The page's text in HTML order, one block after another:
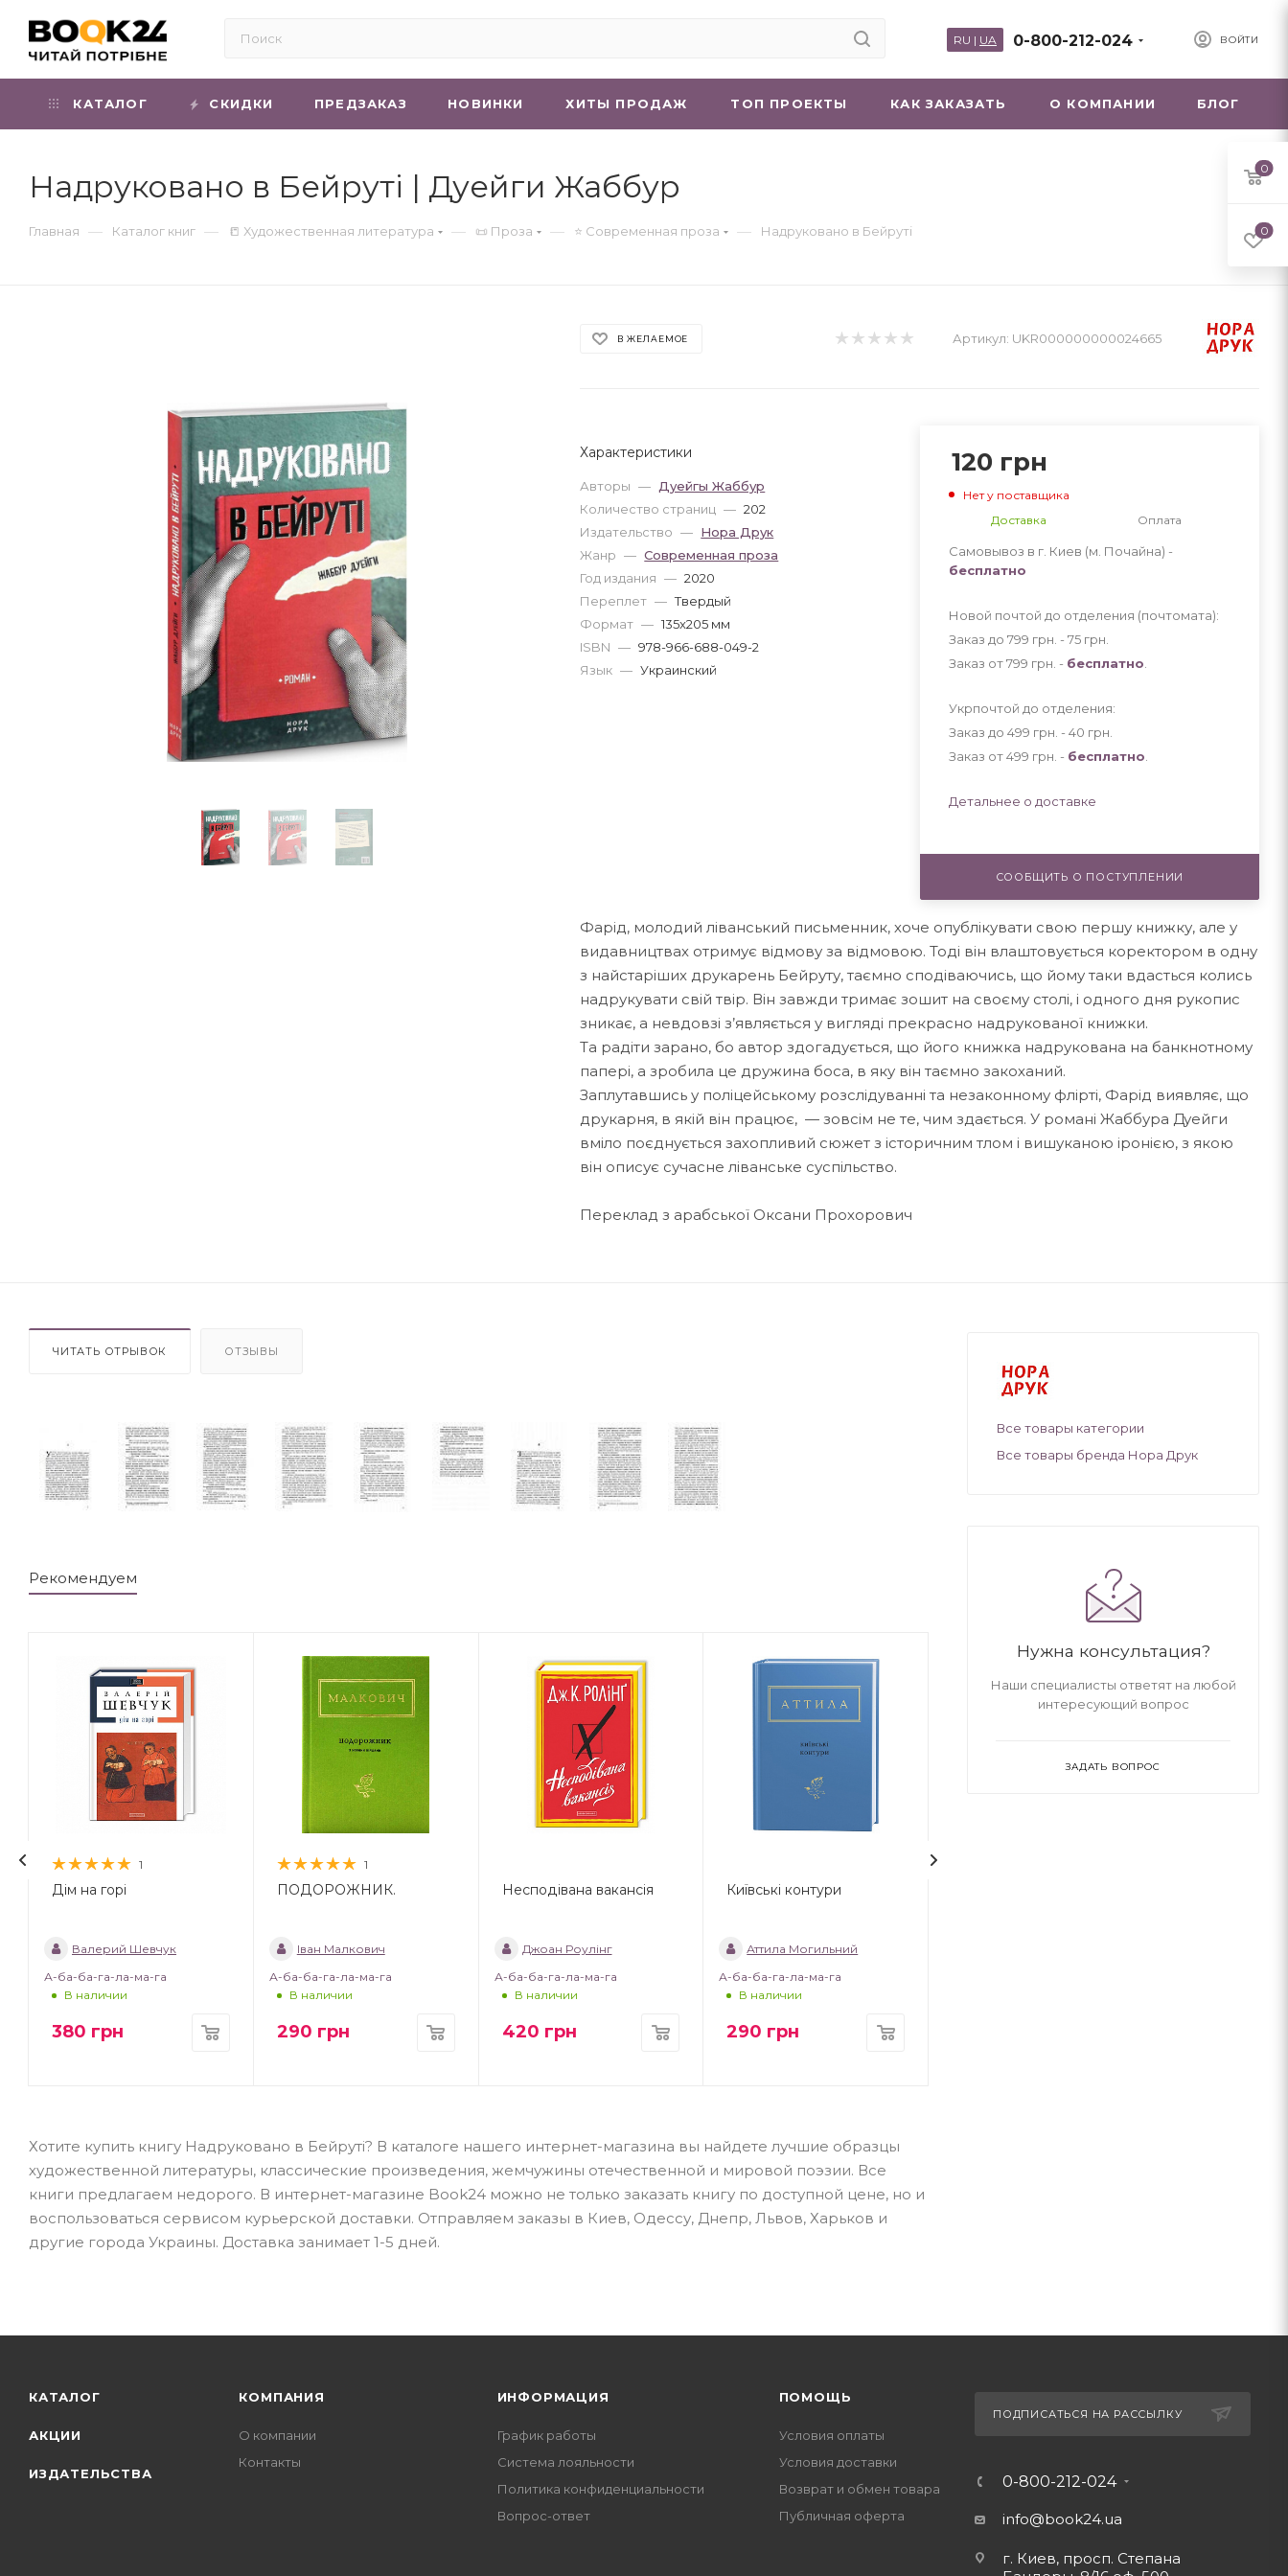
ВОЙТИ
0-800-212-024
RU | UA
КАТАЛОГ СКИДКИ ПРЕДЗАКАЗ НОВИНКИ ХИТЫ ПРОДАЖ ТОП ПРОЕКТЫ КАК ЗАКАЗАТЬ О КОМПАНИИ БЛОГ
Надруковано в Бейруті | Дуейги Жаббур
Главная — Каталог книг — 📒 Художественная литература — 📜 Проза — ⭐ Современная проза — Надруковано в Бейруті
В ЖЕЛАЕМОЕ Артикул: UKR000000000024665
Характеристики
Авторы — Дуейгы Жаббур
Количество страниц — 202
Издательство — Нора Друк
Жанр — Современная проза
Год издания — 2020
Переплет — Твердый
Формат — 135x205 мм
ISBN — 978-966-688-049-2
Язык — Украинский
120 грн
Нет у поставщика
Доставка
Оплата
Самовывоз в г. Киев (м. Почайна) -
бесплатно
Новой почтой до отделения (почтомата):
Заказ до 799 грн. - 75 грн
Заказ от 799 грн. - бесплатно
Укрпочтой до отделения:
Заказ до 499 грн. - 40 грн
Заказ от 499 грн. - бесплатно
Детальнее о доставке
СООБЩИТЬ О ПОСТУПЛЕНИИ
Фарід, молодий ліванський письменник, хоче опуб­лі­кувати свою першу книжку, але у
видавництвах отри­мує відмову за відмовою. Тоді він влаштовується ко­ректором в одну
з найстаріших друкарень Бейруту, таємно сподіваючись, що йому таки вдасться колись
надрукувати свій твір. Він завжди тримає зошит на своєму столі, і одного дня рукопис
зникає, а невдовзі з’являється у вигляді прекрасно надрукованої книж­ки.
Та радіти зарано, бо автор здогадується, що його книж­ка надрукована на банкнотному
папері, а зробила це дружина боса, в яку він таємно закоханий.
Заплу­тавшись у поліцейсь­кому розслідуванні та незакон­ному флірті, Фарід виявляє, що
друкарня, в якій він працює, — зовсім не те, чим здається. У романі Жаббура Дуейги
вміло поєднується за­хоп­ливий сюжет з історичним тлом і вишуканою іронією, з якою
він описує сучасне ліванське суспільство.
Переклад з арабської Оксани Прохорович
ЧИТАТЬ ОТРЫВОК ОТЗЫВЫ
Рекомендуем
1
Дім на горі
Валерий Шевчук
А-ба-ба-га-ла-ма-га
В наличии
380 грн
1
ПОДОРОЖНИК.
Іван Малкович
А-ба-ба-га-ла-ма-га
В наличии
290 грн
Несподівана вакансія
Джоан Роулінг
А-ба-ба-га-ла-ма-га
В наличии
420 грн
Київські контури
Аттила Могильний
А-ба-ба-га-ла-ма-га
В наличии
290 грн
Хотите купить книгу Надруковано в Бейруті? В каталоге нашего интернет-магазина вы найдете лучшие образцы
художественной литературы, классические произведения, жемчужины отечественной и мировой поэзии. Все
книги предлагаем недорого. В интернет-магазине Book24 можно не только заказать книгу по доступной цене, но и
воспользоваться сервисом курьерской доставки. Отправляем заказы в Киев, Одессу, Днепр, Львов, Харьков и
другие города Украины. Доставка занимает 1-5 дней.
Все товары категории
Все товары бренда Нора Друк
Нужна консультация?
Наши специалисты ответят на любой
интересующий вопрос
ЗАДАТЬ ВОПРОС
КАТАЛОГ
АКЦИИ
ИЗДАТЕЛЬСТВА
КОМПАНИЯ
О компании
Контакты
ИНФОРМАЦИЯ
График работы
Система лояльности
Политика конфиденциальности
Вопрос-ответ
ПОМОЩЬ
Условия оплаты
Условия доставки
Возврат и обмен товара
Публичная оферта
ПОДПИСАТЬСЯ НА РАССЫЛКУ
0-800-212-024
info@book24.ua
г. Киев, просп. Степана
0
0